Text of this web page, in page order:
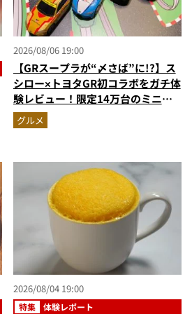
2026/08/06 19:00
【GRスープラが“〆さば”に!?】ス
シロー×トヨタGR初コラボをガチ体
験レビュー！限定14万台のミニカ
ー＆体験型演出に大人も子供も大興
奮間違いなし
グルメ
2026/08/04 19:00
特集 体験レポート